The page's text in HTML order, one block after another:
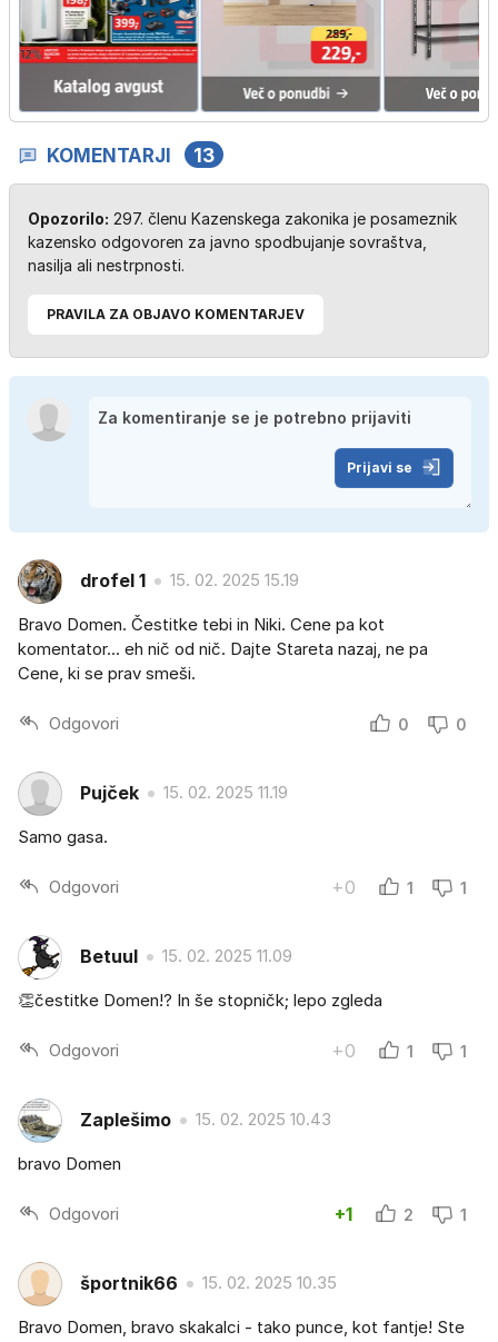
KOMENTARJI 13
Opozorilo: 297. členu Kazenskega zakonika je posameznik
kazensko odgovoren za javno spodbujanje sovraštva,
nasilja ali nestrpnosti.
PRAVILA ZA OBJAVO KOMENTARJEV
Prijavi se
drofel 1 15. 02. 2025 15.19
Bravo Domen. Čestitke tebi in Niki. Cene pa kot
komentator... eh nič od nič. Dajte Stareta nazaj, ne pa
Cene, ki se prav smeši.
Odgovori 0 0
Pujček 15. 02. 2025 11.19
Samo gasa.
Odgovori +0 1 1
Betuul 15. 02. 2025 11.09
👏čestitke Domen!? In še stopničk; lepo zgleda
Odgovori +0 1 1
Zaplešimo 15. 02. 2025 10.43
bravo Domen
Odgovori +1 2 1
športnik66 15. 02. 2025 10.35
Bravo Domen, bravo skakalci - tako punce, kot fantje! Ste